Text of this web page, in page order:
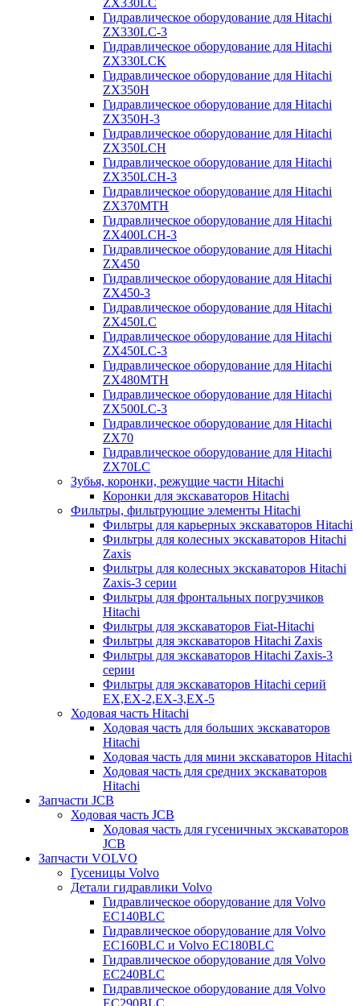
ZX330LC
Гидравлическое оборудование для Hitachi
ZX330LC-3
Гидравлическое оборудование для Hitachi
ZX330LCK
Гидравлическое оборудование для Hitachi
ZX350H
Гидравлическое оборудование для Hitachi
ZX350H-3
Гидравлическое оборудование для Hitachi
ZX350LCH
Гидравлическое оборудование для Hitachi
ZX350LCH-3
Гидравлическое оборудование для Hitachi
ZX370MTH
Гидравлическое оборудование для Hitachi
ZX400LCH-3
Гидравлическое оборудование для Hitachi
ZX450
Гидравлическое оборудование для Hitachi
ZX450-3
Гидравлическое оборудование для Hitachi
ZX450LC
Гидравлическое оборудование для Hitachi
ZX450LC-3
Гидравлическое оборудование для Hitachi
ZX480MTH
Гидравлическое оборудование для Hitachi
ZX500LC-3
Гидравлическое оборудование для Hitachi
ZX70
Гидравлическое оборудование для Hitachi
ZX70LC
Зубья, коронки, режущие части Hitachi
Коронки для экскаваторов Hitachi
Фильтры, фильтрующие элементы Hitachi
Фильтры для карьерных экскаваторов Hitachi
Фильтры для колесных экскаваторов Hitachi
Zaxis
Фильтры для колесных экскаваторов Hitachi
Zaxis-3 серии
Фильтры для фронтальных погрузчиков
Hitachi
Фильтры для экскаваторов Fiat-Hitachi
Фильтры для экскаваторов Hitachi Zaxis
Фильтры для экскаваторов Hitachi Zaxis-3
серии
Фильтры для экскаваторов Hitachi серий
EX,EX-2,EX-3,EX-5
Ходовая часть Hitachi
Ходовая часть для больших экскаваторов
Hitachi
Ходовая часть для мини экскаваторов Hitachi
Ходовая часть для средних экскаваторов
Hitachi
Запчасти JCB
Ходовая часть JCB
Ходовая часть для гусеничных экскаваторов
JCB
Запчасти VOLVO
Гусеницы Volvo
Детали гидравлики Volvo
Гидравлическое оборудование для Volvo
EC140BLC
Гидравлическое оборудование для Volvo
EC160BLC и Volvo EC180BLC
Гидравлическое оборудование для Volvo
EC240BLC
Гидравлическое оборудование для Volvo
EC290BLC